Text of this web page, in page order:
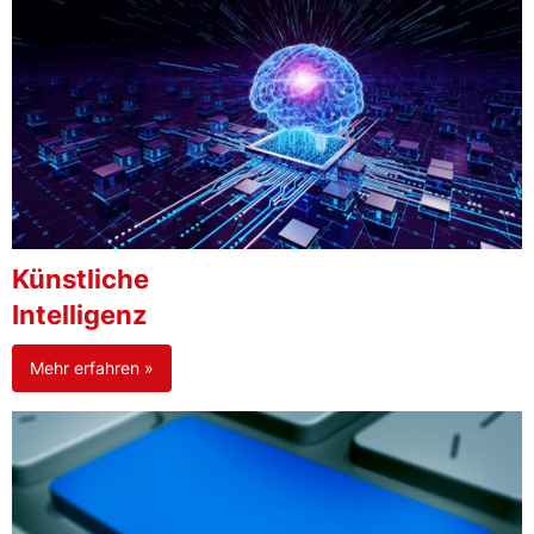
Künstliche
Intelligenz
Mehr erfahren »